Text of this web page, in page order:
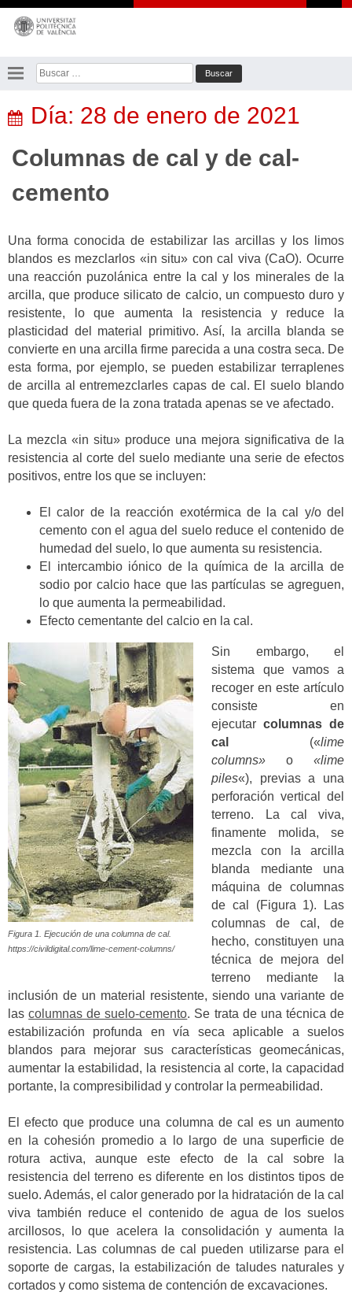
Saltar
contenido
Buscar:
Día: 28 de enero de 2021
Columnas de cal y de cal-
cemento
Una forma conocida de estabilizar las arcillas y los limos
blandos es mezclarlos «in situ» con cal viva (CaO). Ocurre
una reacción puzolánica entre la cal y los minerales de la
arcilla, que produce silicato de calcio, un compuesto duro y
resistente, lo que aumenta la resistencia y reduce la
plasticidad del material primitivo. Así, la arcilla blanda se
convierte en una arcilla firme parecida a una costra seca. De
esta forma, por ejemplo, se pueden estabilizar terraplenes
de arcilla al entremezclarles capas de cal. El suelo blando
que queda fuera de la zona tratada apenas se ve afectado.
La mezcla «in situ» produce una mejora significativa de la
resistencia al corte del suelo mediante una serie de efectos
positivos, entre los que se incluyen:
El calor de la reacción exotérmica de la cal y/o del
cemento con el agua del suelo reduce el contenido de
humedad del suelo, lo que aumenta su resistencia.
El intercambio iónico de la química de la arcilla de
sodio por calcio hace que las partículas se agreguen,
lo que aumenta la permeabilidad.
Efecto cementante del calcio en la cal.
Figura 1. Ejecución de una columna de cal.
https://civildigital.com/lime-cement-columns/
Sin embargo, el
sistema que vamos a
recoger en este artículo
consiste en
ejecutarcolumnas de
cal («lime
columns»o «lime
piles«), previas a una
perforación vertical del
terreno. La cal viva,
finamente molida, se
mezcla con la arcilla
blanda mediante una
máquina de columnas
de cal (Figura 1).
Las
columnas de cal, de
hecho, constituyen una
técnica de mejora del
terreno mediante la
inclusión de un material resistente, siendo una variante de
lascolumnas de suelo-cemento. Se trata de una técnica de
estabilización profunda en vía seca aplicable a suelos
blandos para mejorar sus características geomecánicas,
aumentar la estabilidad, la resistencia al corte, la capacidad
portante, la compresibilidad y controlar la permeabilidad.
El efecto que produce una columna de cal es un aumento
en la cohesión promedio a lo largo de una superficie de
rotura activa, aunque este efecto de la cal sobre la
resistencia del terreno es diferente en los distintos tipos de
suelo. Además, el calor generado por la hidratación de la cal
viva también reduce el contenido de agua de los suelos
arcillosos, lo que acelera la consolidación y aumenta la
resistencia. Las columnas de cal pueden utilizarse para el
soporte de cargas, la estabilización de taludes naturales y
cortados y como sistema de contención de excavaciones.